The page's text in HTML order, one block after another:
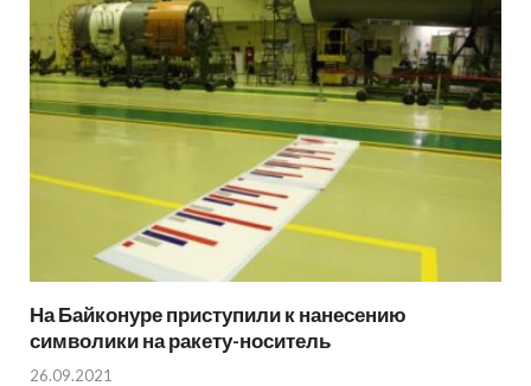
На Байконуре приступили к нанесению
символики на ракету-носитель
26.09.2021